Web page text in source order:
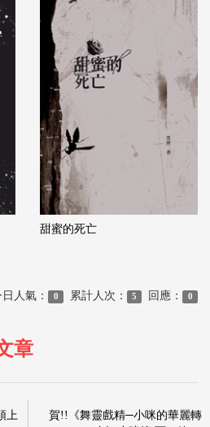
甜蜜的死亡
人氣： 0 累計人次： 5 回應： 0
章
上
賀!!《舞靈戲精─小咪的華麗轉